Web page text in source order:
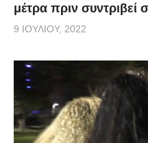
μέτρα πριν συντριβεί
9 ΙΟΥΛΊΟΥ, 2022